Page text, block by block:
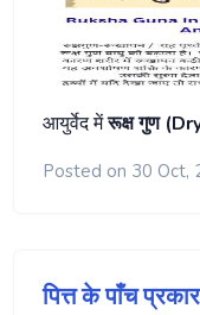
आयुर्वेद मेंरूक्ष गुण
Posted on 30 Oct,
पित्त के पाँच